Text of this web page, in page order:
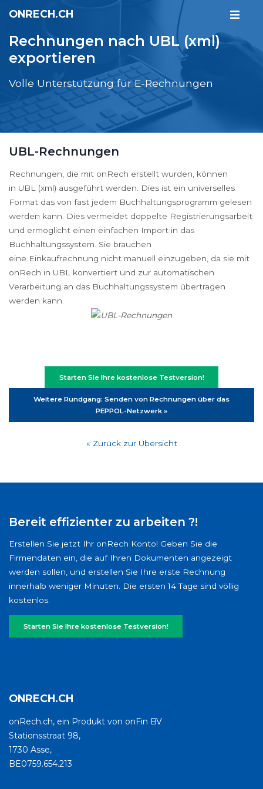
ONRECH.CH
Rechnungen nach UBL (xml)
exportieren
Volle Unterstützung für E-Rechnungen
UBL-Rechnungen
Rechnungen, die mit onRech erstellt wurden, können
in UBL (xml) ausgeführt werden. Dies ist ein universelles
Format das von fast jedem Buchhaltungsprogramm gelesen
werden kann. Dies vermeidet doppelte Registrierungsarbeit
und ermöglicht einen einfachen Import in das
Buchhaltungssystem. Sie brauchen
eine Einkaufrechnung nicht manuell einzugeben, da sie mit
onRech in UBL konvertiert und zur automatischen
Verarbeitung an das Buchhaltungssystem übertragen
werden kann.
Starten Sie Ihre kostenlose Testversion!
Weitere Rundgang: Senden von Rechnungen über das
PEPPOL-Netzwerk »
« Zurück zur Übersicht
Bereit effizienter zu arbeiten ?!
Erstellen Sie jetzt Ihr onRech Konto! Geben Sie die
Firmendaten ein, die auf Ihren Dokumenten angezeigt
werden sollen, und erstellen Sie Ihre erste Rechnung
innerhalb weniger Minuten. Die ersten 14 Tage sind völlig
kostenlos.
Starten Sie Ihre kostenlose Testversion!
ONRECH.CH
onRech.ch, ein Produkt von onFin BV
Stationsstraat 98,
1730 Asse,
BE0759.654.213